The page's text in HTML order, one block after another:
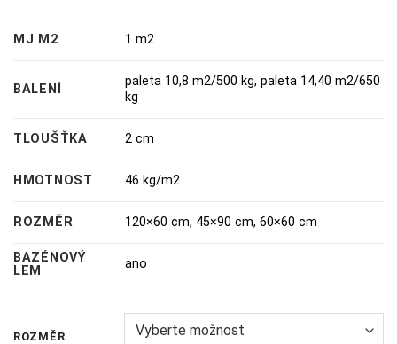
MJ M2 1 m2
BALENÍ
paleta 10,8 m2/500 kg,paleta 14,40 m2/650
kg
TLOUŠŤKA 2 cm
HMOTNOST 46 kg/m2
ROZMĚR 120×60 cm, 45×90 cm, 60×60 cm
BAZÉNOVÝ
LEM
ano
ROZMĚR